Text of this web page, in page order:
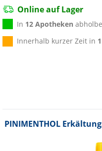
Online auf Lager
In 12 Apotheken
Innerhalb kurzer Zeit in
PINIMENTHOL